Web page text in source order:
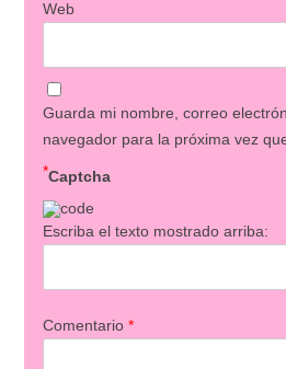
Web
Guarda mi nombre, correo
navegador para la próxima vez
Captcha
*
Escriba el texto mostrado arriba:
Comentario *